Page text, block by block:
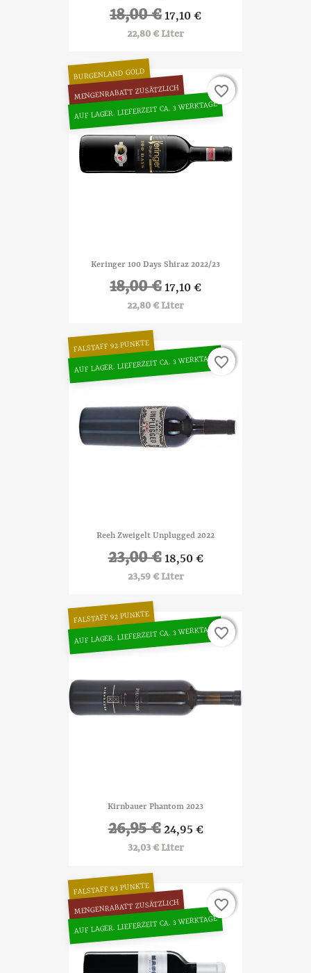
18,00 € 17,10 €
22,80 € Liter
Keringer 100 Days Shiraz 2022/23
18,00 € 17,10 €
22,80 € Liter
BURGENLAND GOLD
MENGENRABATT ZUSÄTZLICH
AUF LAGER. LIEFERZEIT CA. 3 WERKTAGE
favorite_border
favorite_border
Reeh Zweigelt Unplugged 2022
23,00 € 18,50 €
23,59 € Liter
FALSTAFF 92 PUNKTE
AUF LAGER. LIEFERZEIT CA. 3 WERKTAGEfavorite_border
favorite_border
Kirnbauer Phantom 2023
26,95 € 24,95 €
32,03 € Liter
FALSTAFF 92 PUNKTE
AUF LAGER. LIEFERZEIT CA. 3 WERKTAGEfavorite_border
favorite_border
FALSTAFF 93 PUNKTE
MENGENRABATT ZUSÄTZLICH
AUF LAGER. LIEFERZEIT CA. 3 WERKTAGE
favorite_border
favorite_border